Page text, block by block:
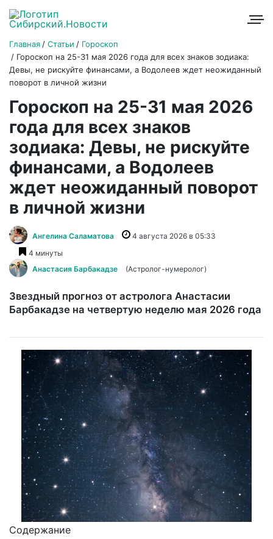
Главная Статьи
Гороскоп
Гороскоп на 25-31 мая 2026 года для всех знаков зодиака:
Девы, не рискуйте финансами, а Водолеев ждет неожиданный
поворот в личной жизни
Гороскоп на 25-31 мая 2026
года для всех знаков
зодиака: Девы, не рискуйте
финансами, а Водолеев
ждет неожиданный поворот
в личной жизни
Ангелина Саламатова
4 августа 2026 в 05:33
4 минуты
Анастасия Барбакадзе
(Астролог-нумеролог)
Звездный прогноз от астролога Анастасии
Барбакадзе на четвертую неделю мая 2026 года
Содержание